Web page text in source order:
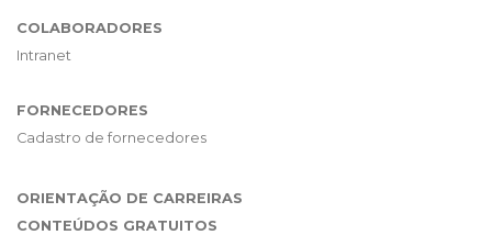
COLABORADORES
Intranet
FORNECEDORES
Cadastro de fornecedores
ORIENTAÇÃO DE CARREIRAS
CONTEÚDOS GRATUITOS